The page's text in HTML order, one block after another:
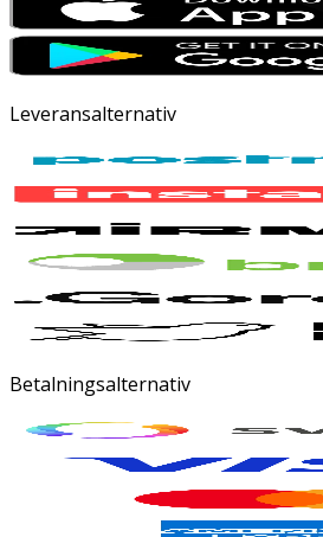
Leveransalternativ
Betalningsalternativ